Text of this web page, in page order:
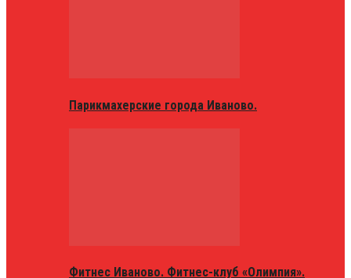
Парикмахерские города Иваново.
Фитнес Иваново. Фитнес-клуб «Олимпия».